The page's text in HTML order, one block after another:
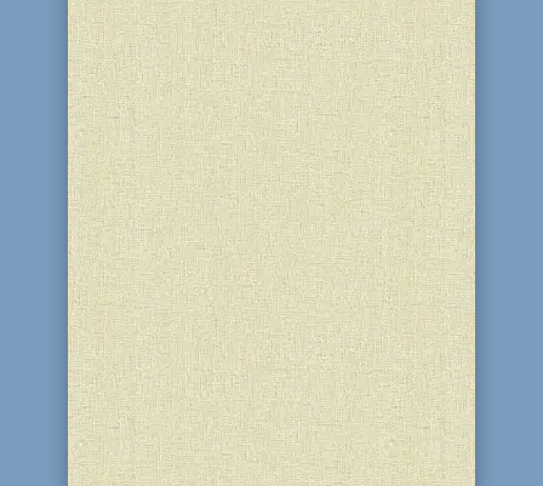
12 Тамуза 5786 (27 червня 2026)
головне сімейне подружжя Кам’янської
єврейської громади, реб Леві та
ребецн Діна Стамблер, відзначають